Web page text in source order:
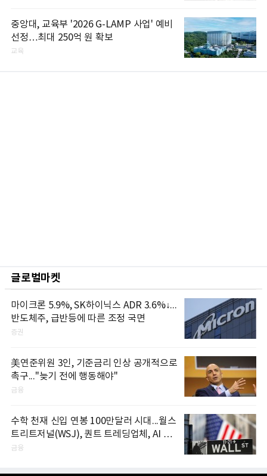
중앙대, 교육부 '2026 G-LAMP 사업' 예비
선정…최대 250억 원 확보
교육
글로벌마켓
마이크론 5.9%, SK하이닉스 ADR 3.6%↓...
반도체주, 급반등에 따른 조정 국면
증권
美연준위원 3인, 기준금리 인상 공개적으로
촉구..."늦기 전에 행동해야"
금융
수학 천재 신입 연봉 100만달러 시대...월스
트리트저널(WSJ), 퀀트 트레딩업체, AI 기
업들 인재 확보 경쟁
금융